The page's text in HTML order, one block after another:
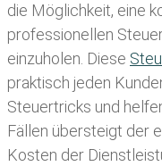
die Möglichkeit, eine
professionellen
einzuholen. Diese
praktisch jeden
Steuertricks und
Fällen übersteigt der
Kosten der